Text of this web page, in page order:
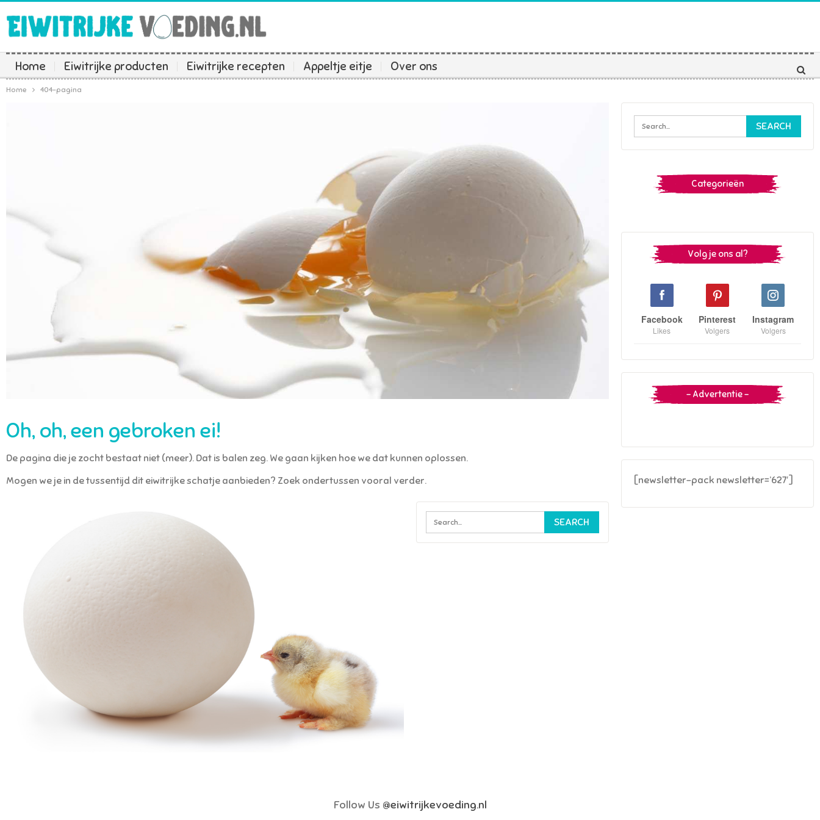
Home Eiwitrijke producten Eiwitrijke recepten Appeltje eitje Over ons
Home 404-pagina
Oh, oh, een gebroken ei!
De pagina die je zocht bestaat niet (meer). Dat is balen zeg. We gaan kijken hoe we dat kunnen oplossen.
Mogen we je in de tussentijd dit eiwitrijke schatje aanbieden? Zoek ondertussen vooral verder.
Categorieën
Volg je ons al?
Facebook
Likes
Pinterest
Volgers
Instagram
Volgers
– Advertentie –
[newsletter-pack newsletter=’627′]
Follow Us @eiwitrijkevoeding.nl